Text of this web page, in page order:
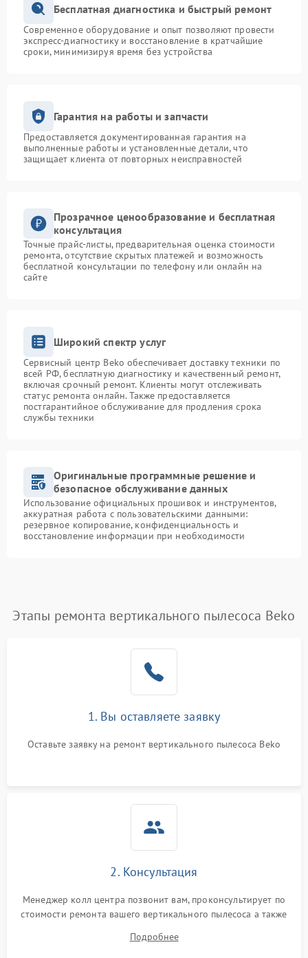
Бесплатная диагностика и быстрый ремонт
Современное оборудование и опыт позволяют провести
экспресс-диагностику и восстановление в кратчайшие
сроки, минимизируя время без устройства
Гарантия на работы и запчасти
Предоставляется документированная гарантия на
выполненные работы и установленные детали, что
защищает клиента от повторных неисправностей
Прозрачное ценообразование и бесплатная
консультация
Точные прайс-листы, предварительная оценка стоимости
ремонта, отсутствие скрытых платежей и возможность
бесплатной консультации по телефону или онлайн на
сайте
Широкий спектр услуг
Сервисный центр Beko обеспечивает доставку техники по
всей РФ, бесплатную диагностику и качественный ремонт,
включая срочный ремонт. Клиенты могут отслеживать
статус ремонта онлайн. Также предоставляется
постгарантийное обслуживание для продления срока
службы техники
Оригинальные программные решение и
безопасное обслуживание данных
Использование официальных прошивок и инструментов,
аккуратная работа с пользовательскими данными:
резервное копирование, конфиденциальность и
восстановление информации при необходимости
Этапы ремонта вертикального пылесоса Beko
1. Вы оставляете заявку
Оставьте заявку на ремонт вертикального пылесоса Beko
2. Консультация
Менеджер колл центра позвонит вам, проконсультирует по
стоимости ремонта вашего вертикального пылесоса а также
Подробнее